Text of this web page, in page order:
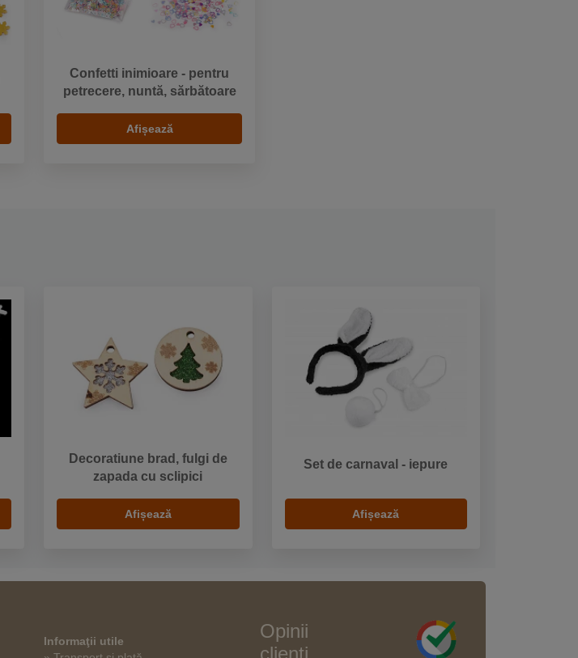
Confetti inimioare - pentru
petrecere, nuntă, sărbătoare
Afișează
Decoratiune brad, fulgi de
zapada cu sclipici
Afișează
Set de carnaval - iepure
Afișează
Informaţii utile
Opinii
clienți